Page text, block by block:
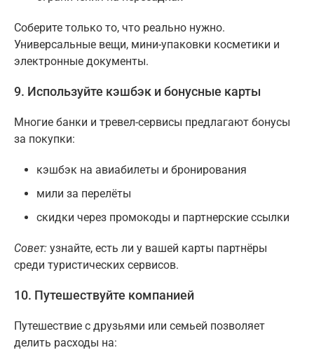
Соберите только то, что реально нужно.
Универсальные вещи, мини-упаковки косметики и
электронные документы.
9. Используйте кэшбэк и бонусные карты
Многие банки и тревел-сервисы предлагают бонусы
за покупки:
кэшбэк на авиабилеты и бронирования
мили за перелёты
скидки через промокоды и партнерские ссылки
Совет: узнайте, есть ли у вашей карты партнёры
среди туристических сервисов.
10. Путешествуйте компанией
Путешествие с друзьями или семьей позволяет
делить расходы на: